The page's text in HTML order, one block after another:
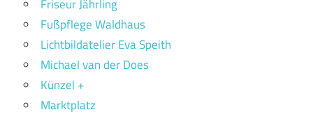
Friseur Jährling
Fußpflege Waldhaus
Lichtbildatelier Eva Speith
Michael van der Does
Künzel +
Marktplatz